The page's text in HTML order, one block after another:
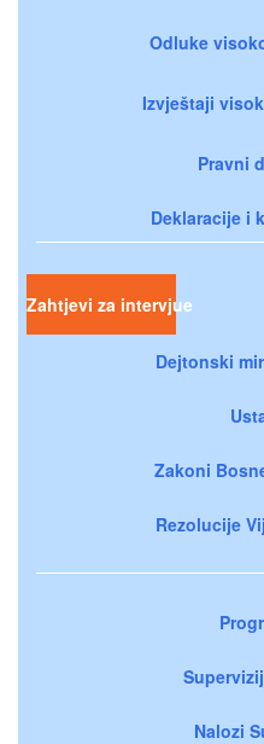
Odluke
Izvještaji
Pravni
Deklaracije i
Zahtjevi za intervjue
Dejtonski
Zakoni
Rezolucije
Nalozi